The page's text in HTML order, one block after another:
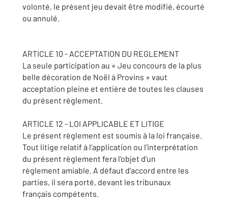
volonté, le présent jeu devait être modifié, écourté
ou annulé.
ARTICLE 10 - ACCEPTATION DU REGLEMENT
La seule participation au « Jeu concours de la plus
belle décoration de Noël à Provins » vaut
acceptation pleine et entière de toutes les clauses
du présent règlement.
ARTICLE 12 - LOI APPLICABLE ET LITIGE
Le présent règlement est soumis à la loi française.
Tout litige relatif à l’application ou l’interprétation
du présent règlement fera l’objet d’un
règlement amiable. A défaut d’accord entre les
parties, il sera porté, devant les tribunaux
français compétents.